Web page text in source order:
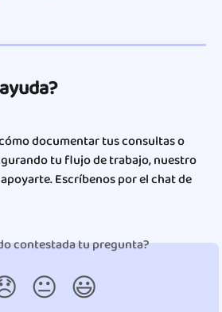
documentar tus consultas o
tu flujo de trabajo, nuestro
Escríbenos por el chat de
contestada tu pregunta?
😐 😃